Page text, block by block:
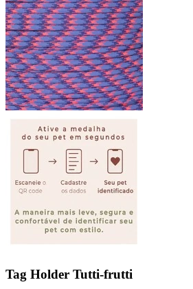
Tag Holder Tutti-frutti